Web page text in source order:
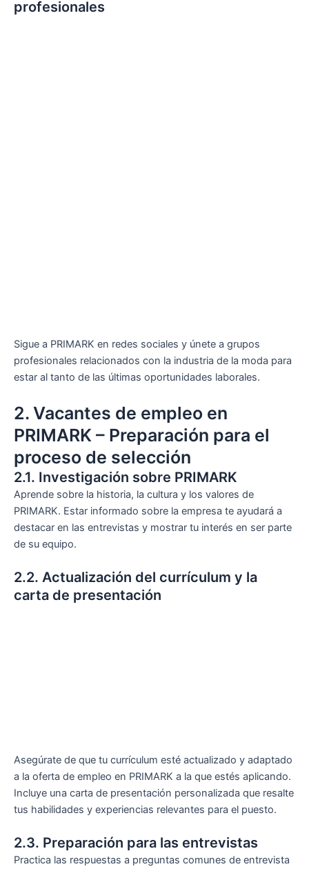
profesionales
Sigue a PRIMARK en redes sociales y únete a grupos
profesionales relacionados con la industria de la moda para
estar al tanto de las últimas oportunidades laborales.
2. Vacantes de empleo en
PRIMARK – Preparación para el
proceso de selección
2.1. Investigación sobre PRIMARK
Aprende sobre la historia, la cultura y los valores de
PRIMARK. Estar informado sobre la empresa te ayudará a
destacar en las entrevistas y mostrar tu interés en ser parte
de su equipo.
2.2. Actualización del currículum y la
carta de presentación
Asegúrate de que tu currículum esté actualizado y adaptado
a la oferta de empleo en PRIMARK a la que estés aplicando.
Incluye una carta de presentación personalizada que resalte
tus habilidades y experiencias relevantes para el puesto.
2.3. Preparación para las entrevistas
Practica las respuestas a preguntas comunes de entrevista